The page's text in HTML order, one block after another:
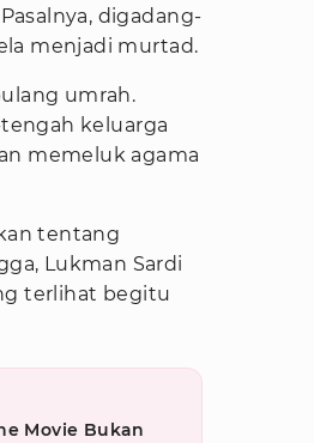
digadang-
menjadi murtad.
umrah.
keluarga
memeluk agama
tentang
Lukman Sardi
terlihat begitu
Movie Bukan